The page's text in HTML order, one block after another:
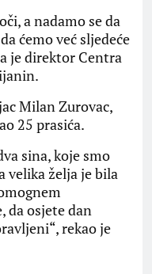
a nadamo se da
ćemo već sljedeće
je direktor Centra
Milan Zurovac,
25 prasića.
sina, koje smo
velika želja je bila
da osjete dan
rekao je